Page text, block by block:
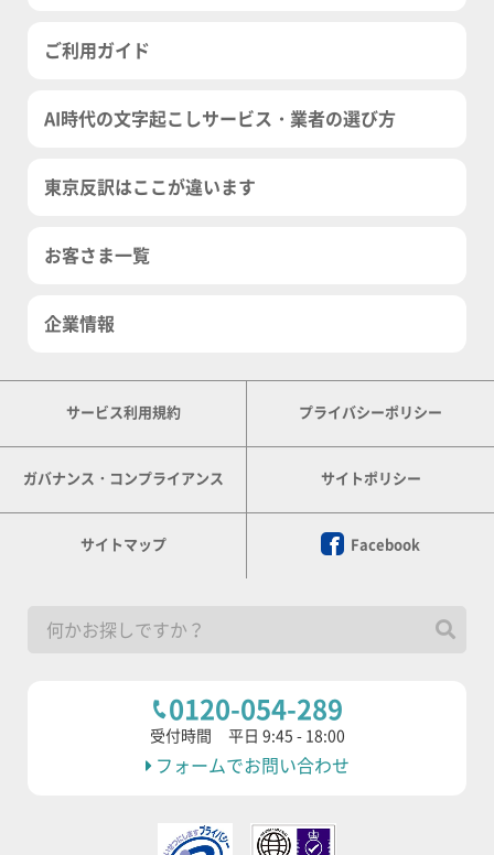
ご利用ガイド
AI時代の文字起こしサービス・業者の選び方
東京反訳はここが違います
お客さま一覧
企業情報
サービス利用規約 プライバシーポリシー
ガバナンス・コンプライアンス サイトポリシー
サイトマップ Facebook
0120-054-289
受付時間 平日 9:45 - 18:00
フォームでお問い合わせ